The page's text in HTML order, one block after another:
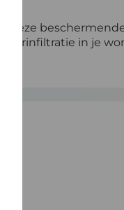
Deze
in je